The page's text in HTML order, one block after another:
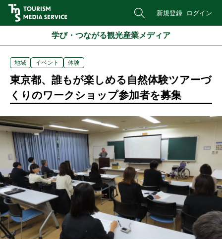
新規登録 ログイン
学び・つながる観光産業メディア
地域 イベント 体験
東京都、誰もが楽しめる自然体験ツアーづ
くりのワークショップ参加者を募集